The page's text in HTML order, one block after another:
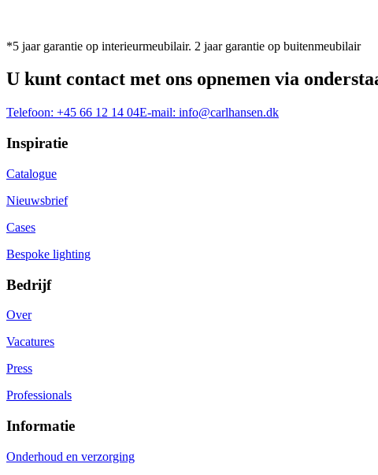
*5 jaar garantie op interieurmeubilair. 2 jaar garantie op buitenmeubilair
U kunt contact met ons opnemen via
Telefoon: +45 66 12 14 04E-mail: info@carlhansen.dk
Inspiratie
Catalogue
Nieuwsbrief
Cases
Bespoke lighting
Bedrijf
Over
Vacatures
Press
Professionals
Informatie
Onderhoud en verzorging